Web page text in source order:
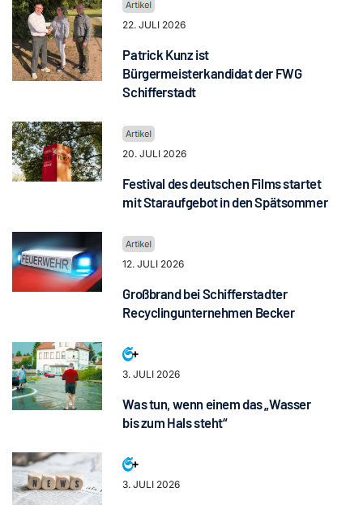
22. JULI 2026
Patrick Kunz ist
Bürgermeisterkandidat der FWG
Schifferstadt
20. JULI 2026
Festival des deutschen Films startet
mit Staraufgebot in den Spätsommer
12. JULI 2026
Großbrand bei Schifferstadter
Recyclingunternehmen Becker
3. JULI 2026
Was tun, wenn einem das „Wasser
bis zum Hals steht“
3. JULI 2026